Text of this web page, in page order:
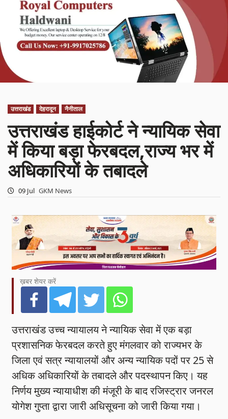
उत्तराखंड देहरादून नैनीताल
उत्तराखंड हाईकोर्ट ने न्यायिक सेवा
में किया बड़ा फेरबदल,राज्य भर में
अधिकारियों के तबादले
09 Jul GKM News
ख़बर शेयर करें
उत्तराखंड उच्च न्यायालय ने न्यायिक सेवा में एक बड़ा
प्रशासनिक फेरबदल करते हुए मंगलवार को राज्यभर के
जिला एवं सत्र न्यायालयों और अन्य न्यायिक पदों पर 25 से
अधिक अधिकारियों के तबादले और पदस्थापन किए। यह
निर्णय मुख्य न्यायाधीश की मंजूरी के बाद रजिस्ट्रार जनरल
योगेश गुप्ता द्वारा जारी अधिसूचना को जारी किया गया।